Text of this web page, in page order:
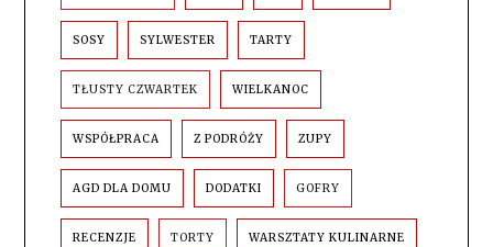
SOSY SYLWESTER TARTY
TŁUSTY CZWARTEK WIELKANOC
WSPÓŁPRACA Z PODRÓŻY ZUPY
AGD DLA DOMU DODATKI GOFRY
RECENZJE TORTY WARSZTATY KULINARNE